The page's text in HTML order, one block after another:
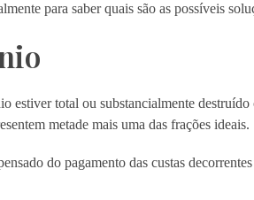
para saber quais são as possíveis
estiver total ou substancialmente
metade mais uma das frações ideais.
do pagamento das custas